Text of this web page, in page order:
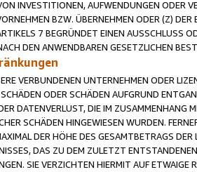
INVESTITIONEN, AUFWENDUNGEN ODER
BZW. ÜBERNEHMEN ODER (Z)
7 BEGRÜNDET EINEN AUSSCHLUSS
DEN ANWENDBAREN GESETZLICHEN
VERBUNDENEN UNTERNEHMEN ODER
ODER SCHÄDEN AUFGRUND
DATENVERLUST, DIE IM ZUSAMMENHANG
SCHÄDEN HINGEWIESEN WURDEN.
DER HÖHE DES GESAMTBETRAGS
DAS ZU DEM ZULETZT
SIE VERZICHTEN HIERMIT AUF